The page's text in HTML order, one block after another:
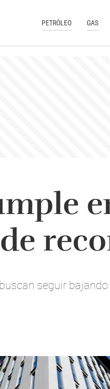
PETRÓLEO GAS
seguir